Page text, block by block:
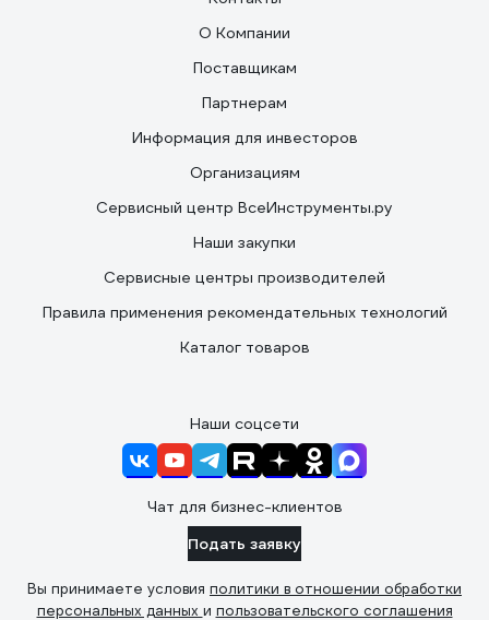
О Компании
Поставщикам
Партнерам
Информация для инвесторов
Организациям
Сервисный центр ВсеИнструменты.ру
Наши закупки
Сервисные центры производителей
Правила применения рекомендательных технологий
Каталог товаров
Наши соцсети
Чат для бизнес-клиентов
Подать заявку
Вы принимаете условия политики в отношении обработки
персональных данных и пользовательского соглашения